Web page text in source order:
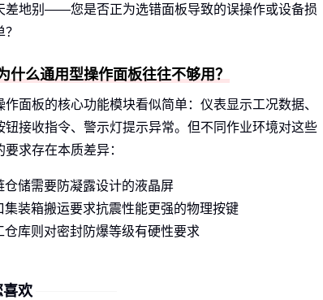
差地别——您是否正为选错面板导致的误操作或设备损
什么通用型操作面板往往不够用？
作面板的核心功能模块看似简单：仪表显示工况数据、
钮接收指令、警示灯提示异常。但不同作业环境对这些
要求存在本质差异：
仓储需要防凝露设计的液晶屏
集装箱搬运要求抗震性能更强的物理按键
仓库则对密封防爆等级有硬性要求
逻辑的分化。前者需要实时显示电池状态和能量回收数
喜欢